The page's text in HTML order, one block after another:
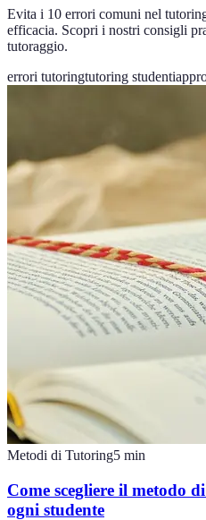
Evita i 10 errori comuni nel
efficacia. Scopri i nostri consigli
tutoraggio.
errori tutoringtutoring studenti
Metodi di Tutoring5 min
Come scegliere il metodo
ogni studente